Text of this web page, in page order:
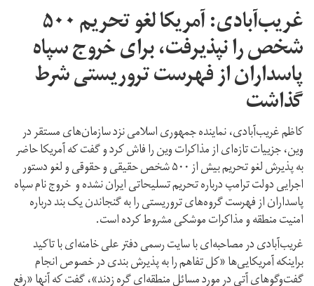
غریب‌آبادی: آمریکا لغو تحریم‌ ۵۰۰
شخص را نپذیرفت، برای خروج سپاه
پاسداران از فهرست تروریستی شرط
گذاشت
کاظم غریب‌آبادی، نماینده جمهوری اسلامی نزد سازمان‌های مستقر در
وین، جزییات تازه‌ای از مذاکرات وین را فاش کرد و گفت که آمریکا حاضر
به پذیرش لغو تحریم بیش از ۵۰۰ شخص حقیقی و حقوقی و لغو دستور
اجرایی دولت ترامپ درباره تحریم تسلیحاتی ایران نشده و خروج نام سپاه
پاسداران از فهرست گروه‌های تروریستی را به گنجاندن یک بند درباره
امنیت منطقه و مذاکرات موشکی مشروط کرده است.
غریب‌آبادی در مصاحبه‌ای با سایت رسمی دفتر علی خامنه‌ای با تاکید
براینکه آمریکایی‌ها «کل تفاهم را به پذیرش بندی در خصوص انجام